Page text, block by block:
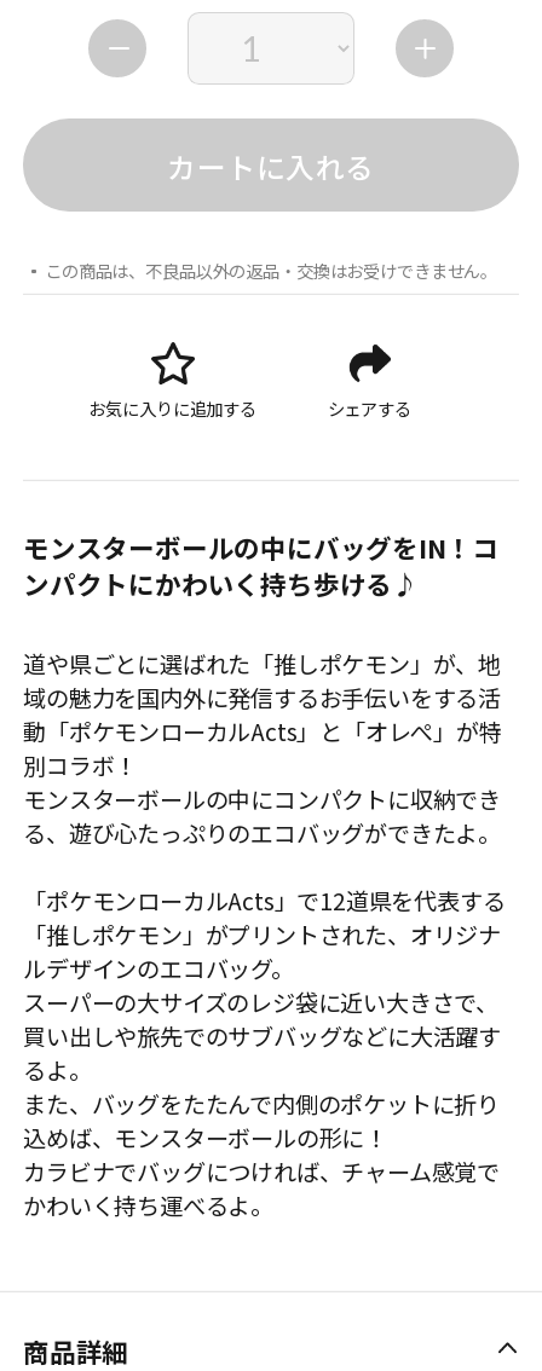
カートに入れる
この商品は、不良品以外の返品・交換はお受けできません。
お気に入りに追加する シェアする
モンスターボールの中にバッグをIN！コ
ンパクトにかわいく持ち歩ける♪
道や県ごとに選ばれた「推しポケモン」が、地
域の魅力を国内外に発信するお手伝いをする活
動「ポケモンローカルActs」と「オレぺ」が特
別コラボ！
モンスターボールの中にコンパクトに収納でき
る、遊び心たっぷりのエコバッグができたよ。
「ポケモンローカルActs」で12道県を代表する
「推しポケモン」がプリントされた、オリジナ
ルデザインのエコバッグ。
スーパーの大サイズのレジ袋に近い大きさで、
買い出しや旅先でのサブバッグなどに大活躍す
るよ。
また、バッグをたたんで内側のポケットに折り
込めば、モンスターボールの形に！
カラビナでバッグにつければ、チャーム感覚で
かわいく持ち運べるよ。
商品詳細